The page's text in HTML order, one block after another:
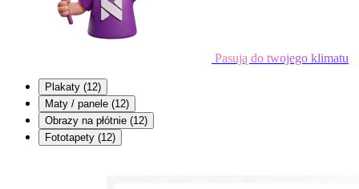
Pasują do twojego klimatu
Plakaty (12)
Maty / panele (12)
Obrazy na płótnie (12)
Fototapety (12)